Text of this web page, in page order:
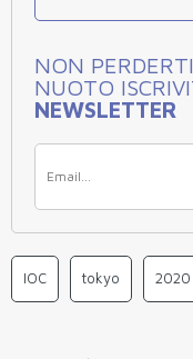
NON
NUOTO
NEWSLETTER
IOC tokyo 2020